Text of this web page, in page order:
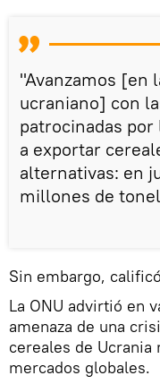
"Avanzamos [en
ucraniano] con
patrocinadas por
a exportar
alternativas: en
millones de
Sin embargo,
La ONU advirtió en
amenaza de una
cereales de Ucrania
mercados globales.